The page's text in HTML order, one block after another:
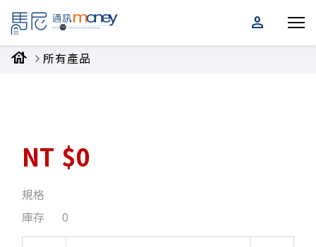
person
house
所有產品
NT $0
規格
庫存
0